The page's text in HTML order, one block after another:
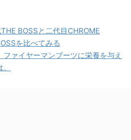
THE BOSSと二代目CHROME
を比べてみる
ファイヤーマンブーツに栄養を与え